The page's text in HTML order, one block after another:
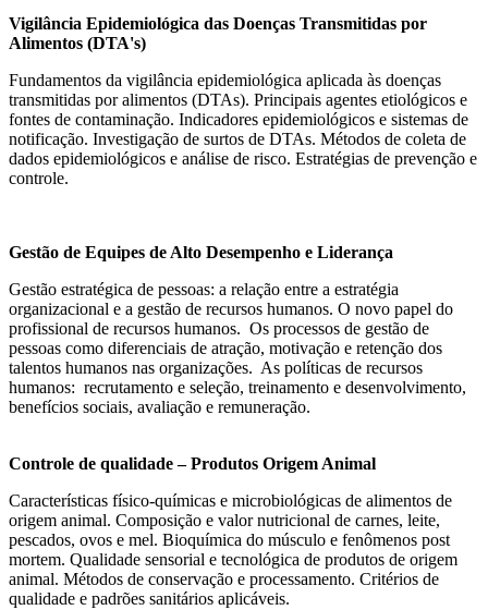
Vigilância Epidemiológica das Doenças Transmitidas por
Alimentos (DTA's)
Fundamentos da vigilância epidemiológica aplicada às doenças
transmitidas por alimentos (DTAs). Principais agentes etiológicos e
fontes de contaminação. Indicadores epidemiológicos e sistemas de
notificação. Investigação de surtos de DTAs. Métodos de coleta de
dados epidemiológicos e análise de risco. Estratégias de prevenção e
controle.
Gestão de Equipes de Alto Desempenho e Liderança
Gestão estratégica de pessoas: a relação entre a estratégia
organizacional e a gestão de recursos humanos. O novo papel do
profissional de recursos humanos. Os processos de gestão de
pessoas como diferenciais de atração, motivação e retenção dos
talentos humanos nas organizações. As políticas de recursos
humanos: recrutamento e seleção, treinamento e desenvolvimento,
benefícios sociais, avaliação e remuneração.
Controle de qualidade – Produtos Origem Animal
Características físico-químicas e microbiológicas de alimentos de
origem animal. Composição e valor nutricional de carnes, leite,
pescados, ovos e mel. Bioquímica do músculo e fenômenos post
mortem. Qualidade sensorial e tecnológica de produtos de origem
animal. Métodos de conservação e processamento. Critérios de
qualidade e padrões sanitários aplicáveis.